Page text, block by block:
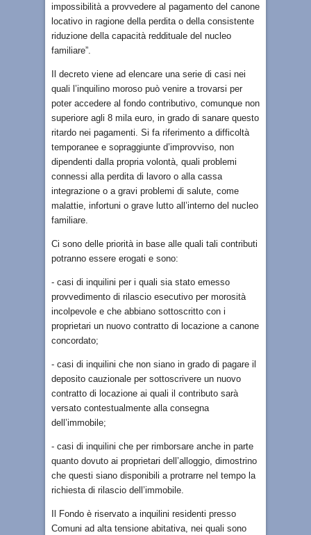
impossibilità a provvedere al pagamento del canone
locativo in ragione della perdita o della consistente
riduzione della capacità reddituale del nucleo
familiare”.
Il decreto viene ad elencare una serie di casi nei
quali l’inquilino moroso può venire a trovarsi per
poter accedere al fondo contributivo, comunque non
superiore agli 8 mila euro, in grado di sanare questo
ritardo nei pagamenti. Si fa riferimento a difficoltà
temporanee e sopraggiunte d’improvviso, non
dipendenti dalla propria volontà, quali problemi
connessi alla perdita di lavoro o alla cassa
integrazione o a gravi problemi di salute, come
malattie, infortuni o grave lutto all’interno del nucleo
familiare.
Ci sono delle priorità in base alle quali tali contributi
potranno essere erogati e sono:
- casi di inquilini per i quali sia stato emesso
provvedimento di rilascio esecutivo per morosità
incolpevole e che abbiano sottoscritto con i
proprietari un nuovo contratto di locazione a canone
concordato;
- casi di inquilini che non siano in grado di pagare il
deposito cauzionale per sottoscrivere un nuovo
contratto di locazione ai quali il contributo sarà
versato contestualmente alla consegna
dell’immobile;
- casi di inquilini che per rimborsare anche in parte
quanto dovuto ai proprietari dell’alloggio, dimostrino
che questi siano disponibili a protrarre nel tempo la
richiesta di rilascio dell’immobile.
Il Fondo è riservato a inquilini residenti presso
Comuni ad alta tensione abitativa, nei quali sono